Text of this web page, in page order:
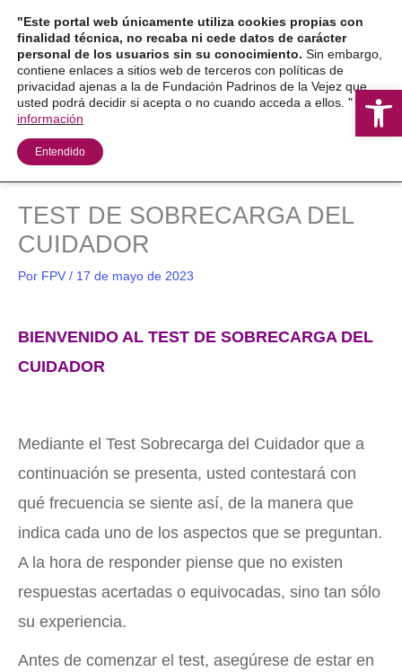
contenido
TEST DE SOBRECARGA DEL
CUIDADOR
Por FPV / 17 de mayo de 2023
BIENVENIDO AL TEST DE SOBRECARGA DEL
CUIDADOR
Mediante el Test Sobrecarga del Cuidador que a
continuación se presenta, usted contestará con
qué frecuencia se siente así, de la manera que
indica cada uno de los aspectos que se preguntan.
A la hora de responder piense que no existen
respuestas acertadas o equivocadas, sino tan sólo
su experiencia.
Antes de comenzar el test, asegúrese de estar en
"Este portal web únicamente utiliza cookies propias con
finalidad técnica, no recaba ni cede datos de carácter
personal de los usuarios sin su conocimiento. Sin embargo,
contiene enlaces a sitios web de terceros con políticas de
privacidad ajenas a la de Fundación Padrinos de la Vejez que
usted podrá decidir si acepta o no cuando acceda a ellos. "
Más
información
Entendido